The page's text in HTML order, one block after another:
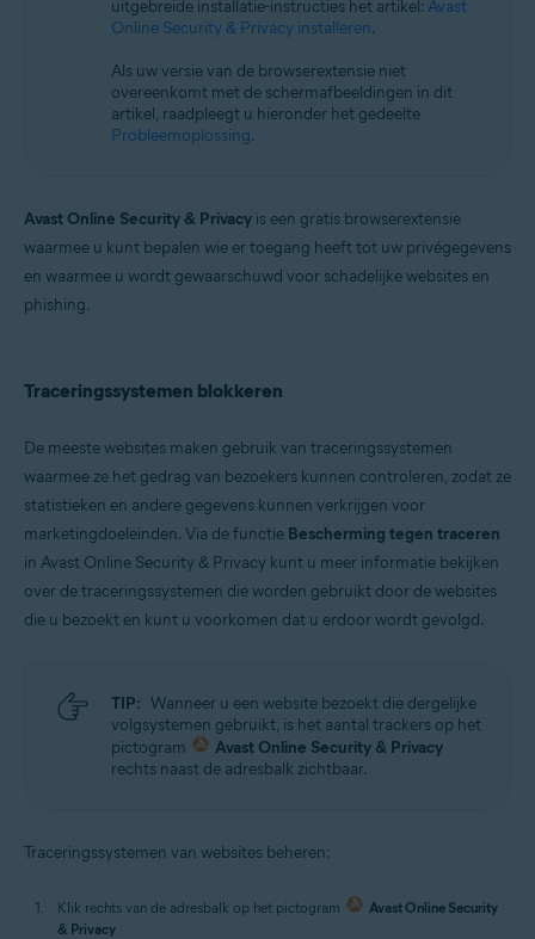
Microsoft Windows 10 Home / Pro / Enterprise / Education – 32-/64-bits
Microsoft Windows 8.1 / Pro / Enterprise – 32-/64-bits
Microsoft Windows 7 Home Basic / Home Premium / Professional /
Enterprise / Ultimate – Service Pack 1, 32-/64-bits
Apple macOS 14.x (Sonoma)
Apple macOS 11.x (Big Sur)
Apple macOS 10.15.x (Catalina)
Apple macOS 10.14.x (Mojave)
Apple macOS 10.13.x (High Sierra)
Apple macOS 10.12.x (Sierra)
uitgebreide installatie-instructies het artikel: Avast
Online Security & Privacy installeren.
Als uw versie van de browserextensie niet
overeenkomt met de schermafbeeldingen in dit
artikel, raadpleegt u hieronder het gedeelte
Probleemoplossing.
Avast Online Security & Privacy is een gratis browserextensie
waarmee u kunt bepalen wie er toegang heeft tot uw privégegevens
en waarmee u wordt gewaarschuwd voor schadelijke websites en
phishing.
Traceringssystemen blokkeren
De meeste websites maken gebruik van traceringssystemen
waarmee ze het gedrag van bezoekers kunnen controleren, zodat ze
statistieken en andere gegevens kunnen verkrijgen voor
marketingdoeleinden. Via de functie Bescherming tegen traceren
in Avast Online Security & Privacy kunt u meer informatie bekijken
over de traceringssystemen die worden gebruikt door de websites
die u bezoekt en kunt u voorkomen dat u erdoor wordt gevolgd.
TIP: Wanneer u een website bezoekt die dergelijke
volgsystemen gebruikt, is het aantal trackers op het
pictogram
Avast Online Security & Privacy
rechts naast de adresbalk zichtbaar.
Traceringssystemen van websites beheren:
Klik rechts van de adresbalk op het pictogram
Avast Online Security
& Privacy.